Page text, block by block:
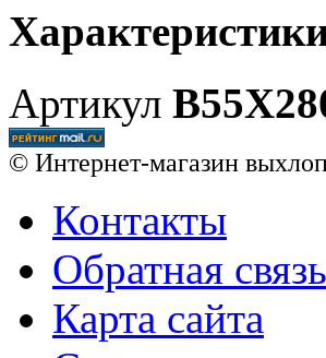
Артикул
© Интернет-магазин
Контакты
Обратная связь
Карта сайта